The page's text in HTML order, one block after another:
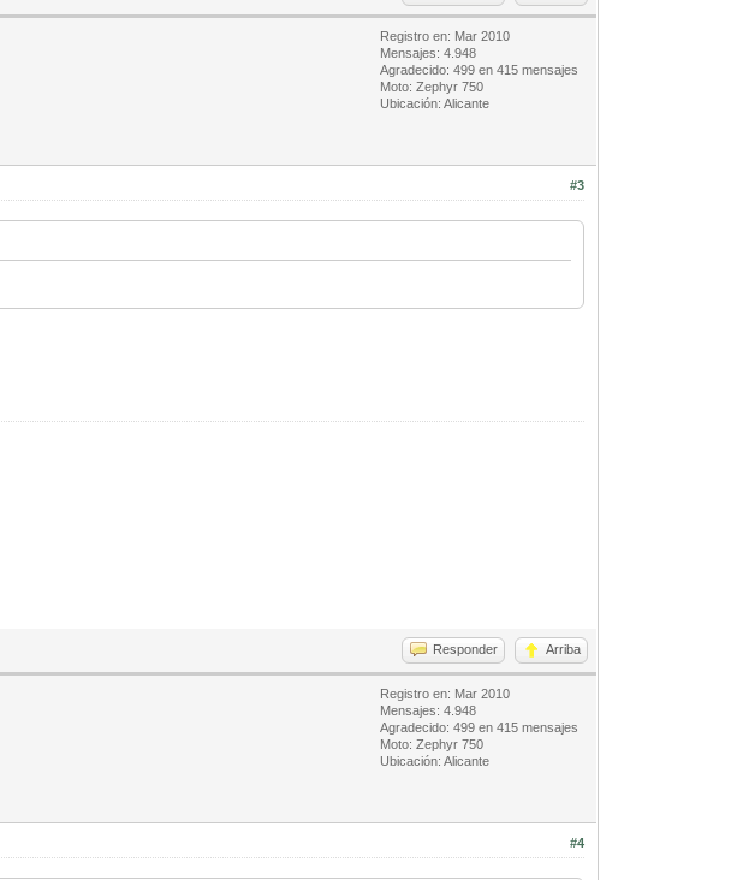
Registro en: Mar 2010
Mensajes: 4.948
Agradecido: 499 en 415 mensajes
Moto: Zephyr 750
Ubicación: Alicante
#3
Responder Arriba
Registro en: Mar 2010
Mensajes: 4.948
Agradecido: 499 en 415 mensajes
Moto: Zephyr 750
Ubicación: Alicante
#4